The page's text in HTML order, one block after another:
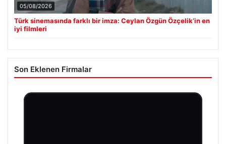
05/08/2026
Türk sinemasında farklı bir imza: Ceylan Özgün Özçelik’in en
iyi filmleri
Son Eklenen Firmalar